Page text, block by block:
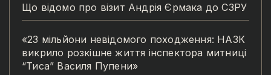
Що відомо про візит Андрія Єрмака до СЗРУ
«23 мільйони невідомого походження: НАЗК
викрило розкішне життя інспектора митниці
“Тиса” Василя Пупени»